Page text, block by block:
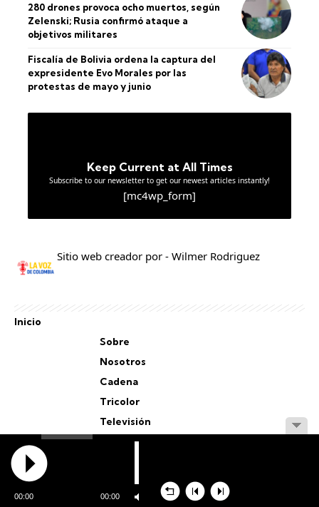
280 drones provoca ocho muertos, según
Zelenski; Rusia confirmó ataque a
objetivos militares
Fiscalía de Bolivia ordena la captura del
expresidente Evo Morales por las
protestas de mayo y junio
Keep Current at All Times
Subscribe to our newsletter to get our newest articles instantly!
[mc4wp_form]
Sitio web creador por - Wilmer Rodriguez
Inicio
Sobre
Nosotros
Cadena
Tricolor
Televisión
Personal
00:00 00:00